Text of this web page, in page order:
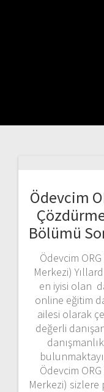
Ödevcim
Bölümü
Ödevcim
Merkezi)
en iyisi olan
online eğitim
ailesi olarak
değerli
Ödevcim
Merkezi)